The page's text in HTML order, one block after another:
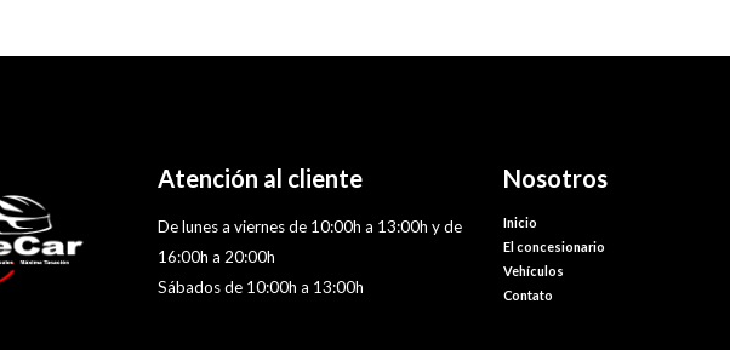
Atención al cliente
De lunes a viernes de 10:00h a 13:00h y de
16:00h a 20:00h
Sábados de 10:00h a 13:00h
Nosotros
Inicio
El concesionario
Vehículos
Contato